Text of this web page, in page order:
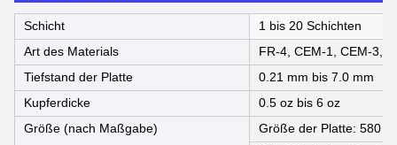
Schicht
1 bis 20 Schichten
Art des Materials
FR-4, CEM-1, CEM-3,
Tiefstand der Platte
0.21 mm bis 7.0 mm
Kupferdicke
0.5 oz bis 6 oz
Größe (nach Maßgabe)
Größe der Platte: 580